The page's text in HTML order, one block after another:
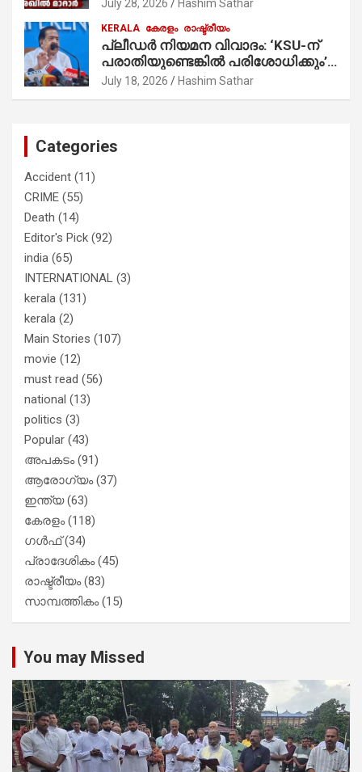
മാത്രമാണ് ഉണ്ടായിരുന്നത്;
സാബുവിന്റേത് വ്യക്തിപരമായ
നേട്ടത്തിനുള്ള പാര്‍ട്ടി; ഇപ്പോള്‍
ഫോണ്‍ വിളിച്ചാല്‍ എടുക്കില്ല;
തിരഞ്ഞെടുപ്പിലെ ദുരനുഭവങ്ങള്‍
July 28, 2026 Hashim Sathar
KERALA കേരളം രാഷ്ട്രീയം
പ്ലീഡർ നിയമന വിവാദം: ‘KSU-ന്
പരാതിയുണ്ടെങ്കിൽ പരിശോധിക്കും’;
രമേശ് ചെന്നിത്തല
July 18, 2026 Hashim Sathar
Categories
Accident (11)
CRIME (55)
Death (14)
Editor's Pick (92)
india (65)
INTERNATIONAL (3)
kerala (131)
kerala (2)
Main Stories (107)
movie (12)
must read (56)
national (13)
politics (3)
Popular (43)
അപകടം(91)
ആരോഗ്യം(37)
ഇന്ത്യ(63)
കേരളം(118)
ഗൾഫ്(34)
പ്രാദേശികം(45)
രാഷ്ട്രീയം(83)
സാമ്പത്തികം(15)
You may Missed